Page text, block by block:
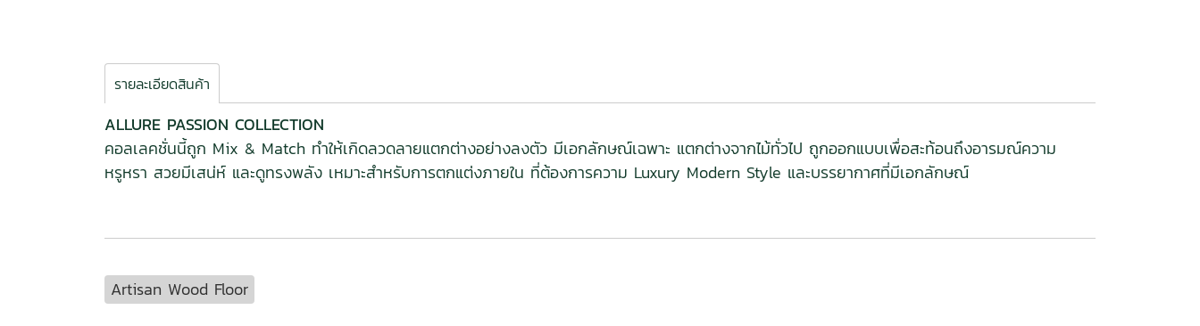
รายละเอียดสินค้า
ALLURE PASSION COLLECTION
คอลเลคชั่นนี้ถูก Mix & Match ทำให้เกิดลวดลายแตกต่างอย่างลงตัว มีเอกลักษณ์เฉพาะ แตกต่างจากไม้ทั่วไป ถูกออกแบบเพื่อสะท้อนถึงอารมณ์ความ
หรูหรา สวยมีเสน่ห์ และดูทรงพลัง เหมาะสำหรับการตกแต่งภายใน ที่ต้องการความ Luxury Modern Style และบรรยากาศที่มีเอกลักษณ์
Artisan Wood Floor